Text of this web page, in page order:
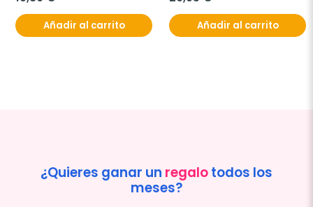
Añadir al carrito Añadir al carrito
¿Quieres ganar un regalotodos los
meses?